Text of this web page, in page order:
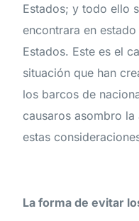
Estados; y todo ello
encontrara en
Estados. Este es el
situación que han
los barcos de
causaros asombro
estas
La forma de evitar